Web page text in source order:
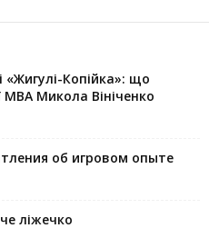
«Жигулі-Копійка»: що
МВА Микола Вініченко
об игровом опыте
ліжечко